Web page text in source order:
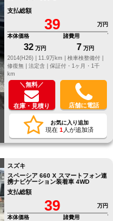
支払総額
39
万円
本体価格
32 万円
諸費用
7 万円
2014(H26) |
11.9万km |
検車検整備付 |
修復無 | 法定含 | 保証付・1ヶ月・1千
km
＼無料／
在庫・見積り 店舗に電話
お気に入り追加
現在 1 人が追加済
スズキ
スペーシア 660 X スマートフォン連
携ナビゲーション装着車 4WD
支払総額
39
万円
本体価格
諸費用